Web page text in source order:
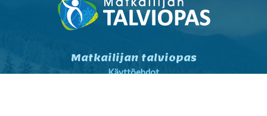
Matkailijan talviopas
Käyttöehdot